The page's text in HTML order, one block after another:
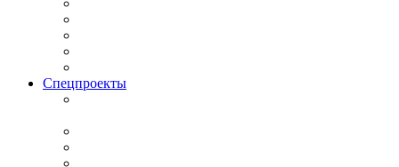
Спецпроекты